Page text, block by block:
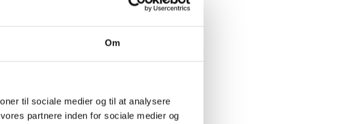
Om
til sociale medier og til at analysere
partnere inden for sociale medier og
at blive uge 41,